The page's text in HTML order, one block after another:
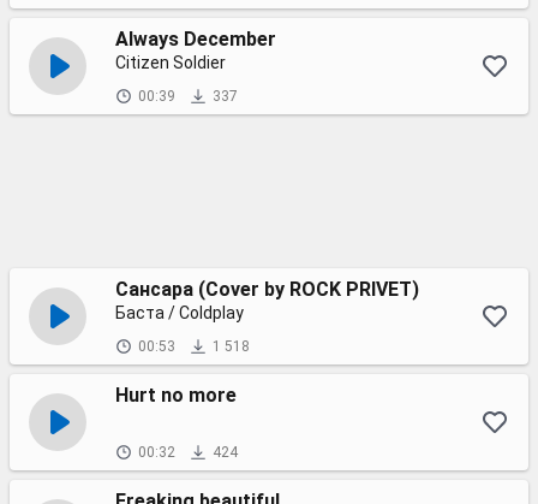
Always December
Citizen Soldier
00:39 337
Сансара (Cover by ROCK PRIVET)
Баста / Coldplay
00:53 1 518
Hurt no more
00:32 424